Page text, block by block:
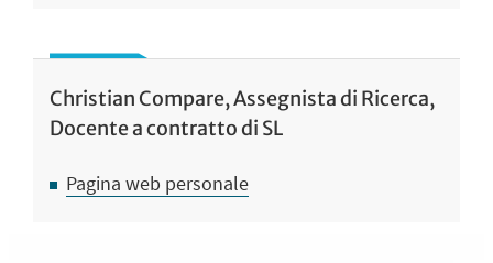
Christian Compare, Assegnista di Ricerca,
Docente a contratto di SL
Pagina web personale